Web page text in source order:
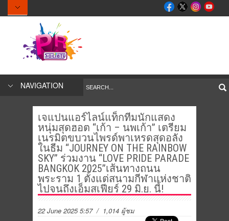
NAVIGATION
เจแปนแอร์ไลน์แท็กทีมนักแสดง
หนุ่มสุดฮอต “เก้า – นพเก้า” เตรียม
เนรมิตขบวนไพรด์พาเหรดสุดอลัง
ในธีม “JOURNEY ON THE RAINBOW
SKY” ร่วมงาน “LOVE PRIDE PARADE
BANGKOK 2025”เส้นทางถนน
พระราม 1 ตั้งแต่สนามกีฬาแห่งชาติ
ไปจนถึงเอ็มสเฟียร์ 29 มิ.ย. นี้!
22 June 2025 5:57/ 1,014 ผู้ชม